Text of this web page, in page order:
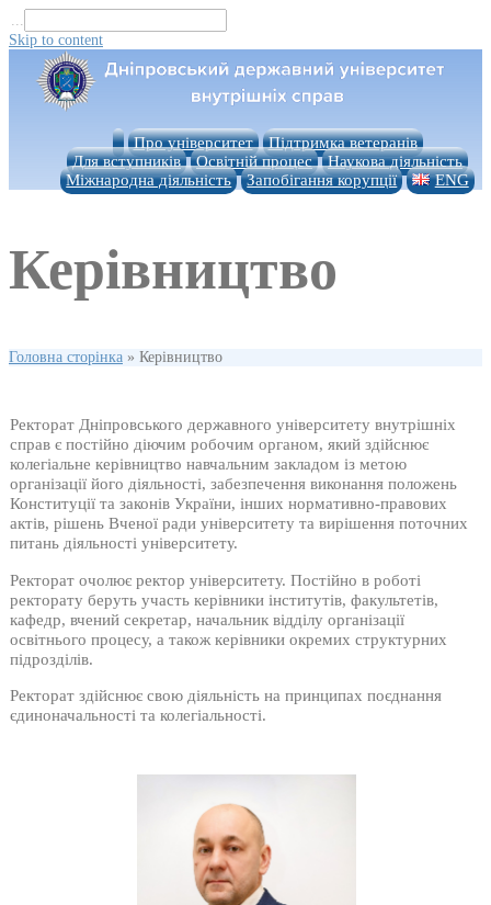
...
Skip to content
Про університет
Підтримка ветеранів
Для вступників
Освітній процес
Наукова діяльність
Міжнародна діяльність
Запобігання корупції ENG
Керівництво
Головна сторінка » Керівництво
Ректорат Дніпровського державного університету внутрішніх
справ є постійно діючим робочим органом, який здійснює
колегіальне керівництво навчальним закладом із метою
організації його діяльності, забезпечення виконання положень
Конституції та законів України, інших нормативно-правових
актів, рішень Вченої ради університету та вирішення поточних
питань діяльності університету.
Ректорат очолює ректор університету. Постійно в роботі
ректорату беруть участь керівники інститутів, факультетів,
кафедр, вчений секретар, начальник відділу організації
освітнього процесу, а також керівники окремих структурних
підрозділів.
Ректорат здійснює свою діяльність на принципах поєднання
єдиноначальності та колегіальності.